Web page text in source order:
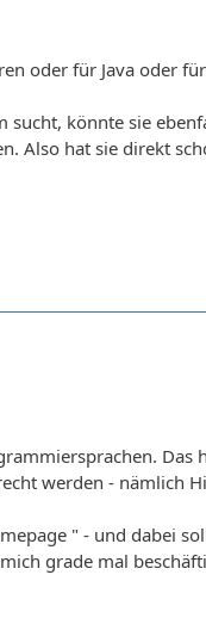
oder für Java oder
könnte sie
Also hat sie direkt
Das
werden - nämlich
" - und dabei
grade mal